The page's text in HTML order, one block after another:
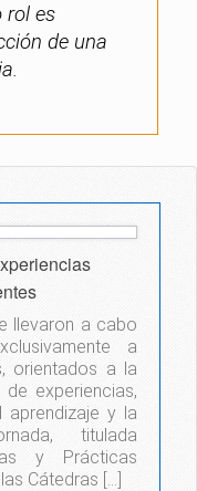
rol es
de una
llevaron a cabo
a
orientados a la
experiencias,
y la
titulada
y Prácticas
Cátedras […]